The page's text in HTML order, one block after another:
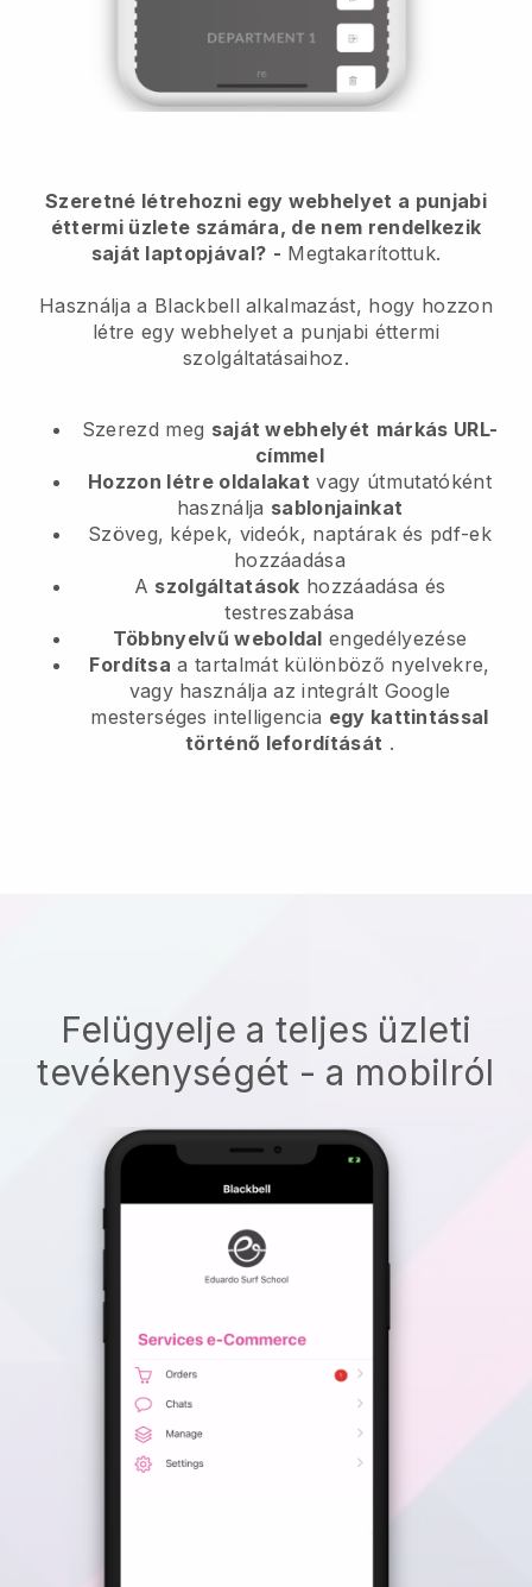
Szeretné létrehozni egy webhelyet a punjabi
éttermi üzlete számára, de nem rendelkezik
saját laptopjával? - Megtakarítottuk.
Használja a Blackbell alkalmazást, hogy hozzon
létre egy webhelyet a punjabi éttermi
szolgáltatásaihoz.
Szerezd meg saját webhelyét márkás URL-
címmel
Hozzon létre oldalakat vagy útmutatóként
használja sablonjainkat
Szöveg, képek, videók, naptárak és pdf-ek
hozzáadása
A szolgáltatások hozzáadása és
testreszabása
Többnyelvű weboldal engedélyezése
Fordítsa a tartalmát különböző nyelvekre,
vagy használja az integrált Google
mesterséges intelligencia egy kattintással
történő lefordítását .
Felügyelje a teljes üzleti
tevékenységét - a mobilról